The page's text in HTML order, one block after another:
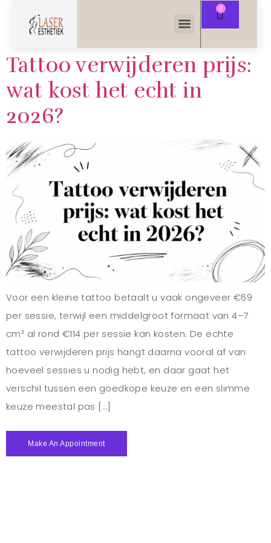
Tattoo verwijderen prijs:
wat kost het echt in
2026?
Voor een kleine tattoo betaalt u vaak ongeveer €69
per sessie, terwijl een middelgroot formaat van 4–7
cm² al rond €114 per sessie kan kosten. De echte
tattoo verwijderen prijs hangt daarna vooral af van
hoeveel sessies u nodig hebt, en daar gaat het
verschil tussen een goedkope keuze en een slimme
keuze meestal pas […]
Make An Appointment